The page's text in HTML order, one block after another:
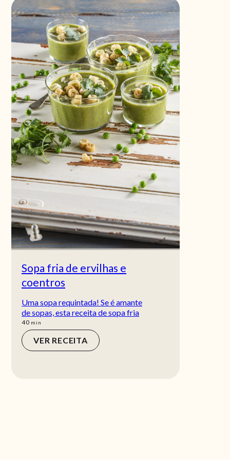
Sopa fria de ervilhas e
coentros
Uma sopa requintada! Se é amante
de sopas, esta receita de sopa fria
40min
min
VER RECEITA